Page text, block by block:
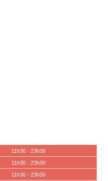
11h30 - 23h30
11h30 - 23h30
11h30 - 23h30